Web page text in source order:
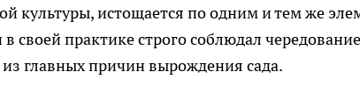
культуры, истощается по одним и тем же
своей практике строго соблюдал
главных причин вырождения сада.